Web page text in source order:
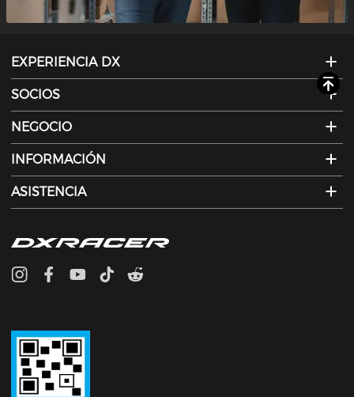
EXPERIENCIA DX
SOCIOS
NEGOCIO
INFORMACIÓN
ASISTENCIA